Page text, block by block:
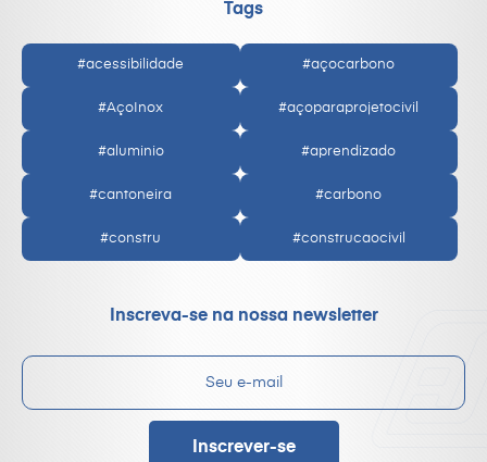
Tags
#acessibilidade #açocarbono
#AçoInox #açoparaprojetocivil
#aluminio #aprendizado
#cantoneira #carbono
#constru #construcaocivil
Inscreva-se na nossa newsletter